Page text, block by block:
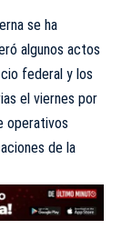
se ha
algunos actos
federal y los
el viernes por
operativos
de la